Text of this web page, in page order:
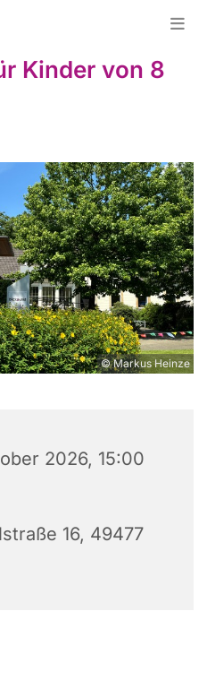
Kinder von 8
© Markus Heinze
2026, 15:00
16, 49477